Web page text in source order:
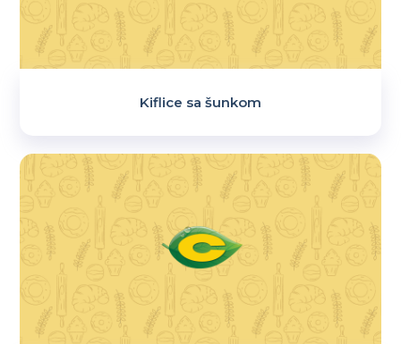
Kiflice sa šunkom